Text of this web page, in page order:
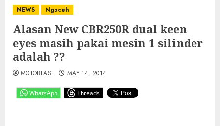
NEWS Ngoceh
Alasan New CBR250R dual keen
eyes masih pakai mesin 1 silinder
adalah ??
WhatsApp Threads
MOTOBLAST MAY 14, 2014